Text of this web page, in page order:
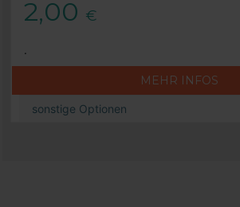
2,00 €
.
MEHR INFOS
sonstige Optionen